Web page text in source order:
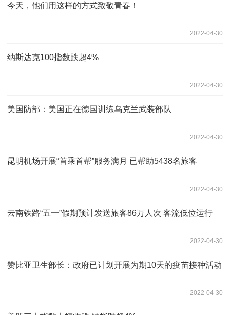
今天，他们用这样的方式致敬青春！
2022-04-30
纳斯达克100指数跌超4%
2022-04-30
美国防部：美国正在德国训练乌克兰武装部队
2022-04-30
昆明机场开展“首乘首帮”服务满月 已帮助5438名旅客
2022-04-30
云南铁路“五一”假期预计发送旅客86万人次 客流低位运行
2022-04-30
赞比亚卫生部长：政府已计划开展为期10天的疫苗接种活动
2022-04-30